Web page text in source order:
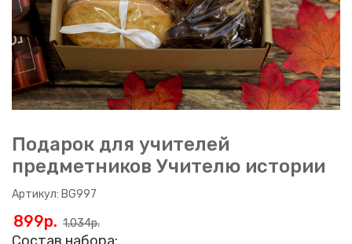
Подарок для учителей
предметников Учителю истории
Артикул: BG997
899p. 1,034p.